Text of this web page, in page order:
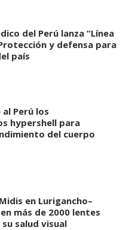
del Perú lanza “Línea
y defensa para
país
Perú los
hypershell para
del cuerpo
en Lurigancho–
más de 2000 lentes
salud visual